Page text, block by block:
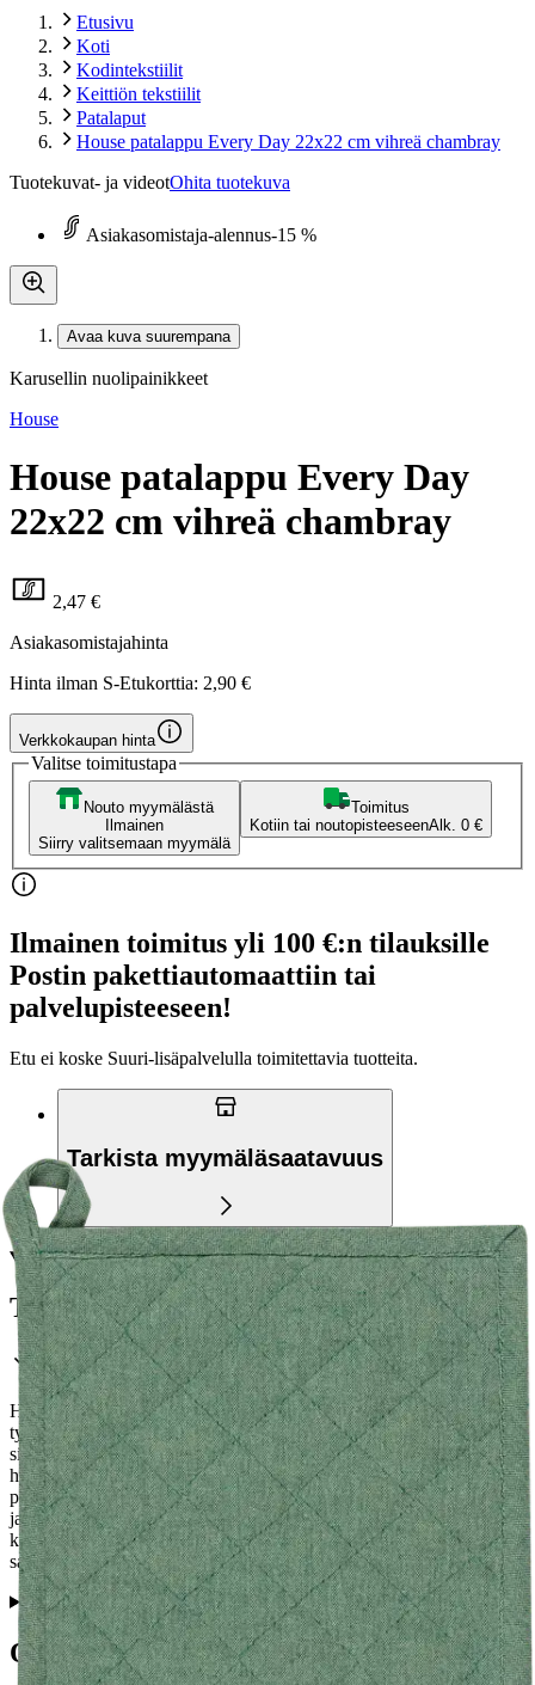
Etusivu
Koti
Kodintekstiilit
Keittiön tekstiilit
Patalaput
House patalappu Every Day 22x22 cm vihreä chambray
Tuotekuvat- ja videotOhita tuotekuva
Asiakasomistaja-alennus-15 %
Avaa kuva suurempana
Karusellin nuolipainikkeet
House
House patalappu Every Day
22x22 cm vihreä chambray
2,47 €
Asiakasomistajahinta
Hinta ilman S-Etukorttia: 2,90 €
Verkkokaupan hinta
Valitse toimitustapa
Nouto myymälästä
Ilmainen
Siirry valitsemaan myymälä
Toimitus
Kotiin tai noutopisteeseenAlk. 0 €
Ilmainen toimitus yli 100 €:n tilauksille
Postin pakettiautomaattiin tai
palvelupisteeseen!
Etu ei koske Suuri‑lisäpalvelulla toimitettavia tuotteita.
Tarkista myymäläsaatavuus
Tuotekuvaus
House Every Day -patalappu tarjoaa käytännöllisyyttä ja
tyylikkyyttä keittiöösi. Yksivärinen chambray-kudottu kangas antaa
sille modernin ilmeen. Patalapun koko on 22 x 22 cm, joten se sopii
hyvin suojaamaan käsiä kuumilta astioilta. Päällinen on valmistettu
puuvillasekoitteesta, ja täyte on polyesteriä. House-sarjan patakintaat
ja -laput on testattu kosketuslämmön osalta, ja tämä patalappu täyttää
kontaktikuumuuden luokan 2 testin vaatimukset. Yhdistä muihin
saman sarjan keittiötekstiileihin saadaksesi yhtenäisen ilmeen.
Ominaisuudet